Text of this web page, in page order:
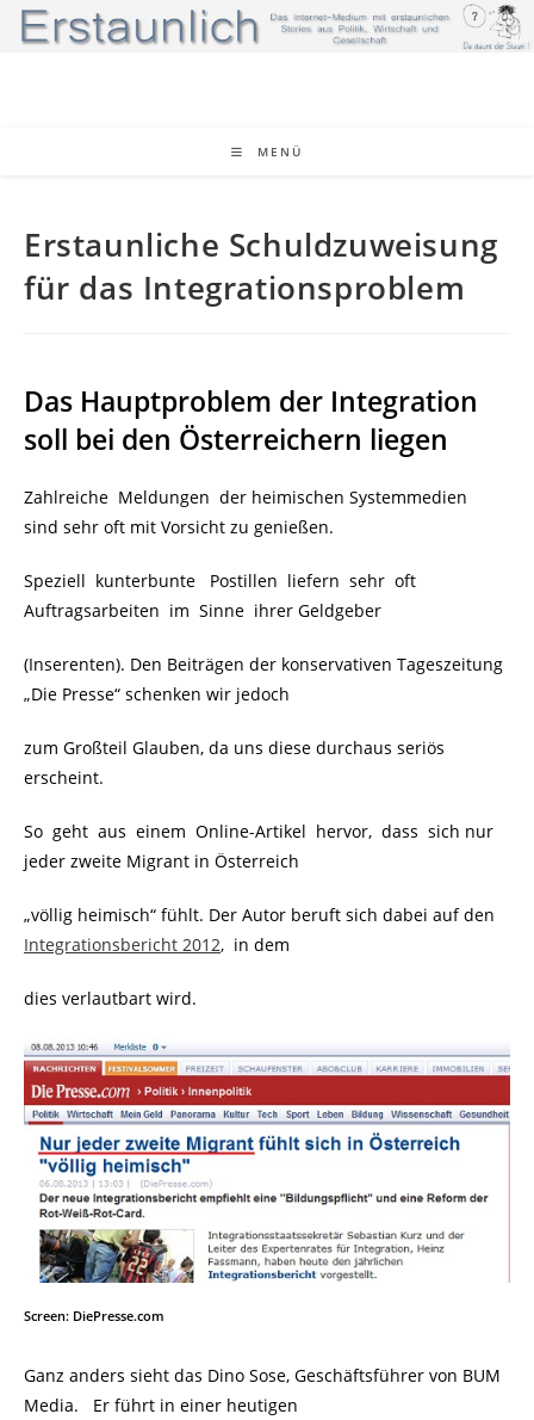
Zum
Inhalt
MENÜ
Erstaunliche Schuldzuweisung
für das Integrationsproblem
Das Hauptproblem der Integration
soll bei den Österreichern liegen
Zahlreiche Meldungen der heimischen Systemmedien
sind sehr oft mit Vorsicht zu genießen.
Speziell kunterbunte Postillen liefern sehr oft
Auftragsarbeiten im Sinne ihrer Geldgeber
(Inserenten). Den Beiträgen der konservativen Tageszeitung
„Die Presse“ schenken wir jedoch
zum Großteil Glauben, da uns diese durchaus seriös
erscheint.
So geht aus einem Online-Artikel hervor, dass sich nur
jeder zweite Migrant in Österreich
„völlig heimisch“ fühlt. Der Autor beruft sich dabei auf den
Integrationsbericht 2012, in dem
dies verlautbart wird.
Screen: DiePresse.com
Ganz anders sieht das Dino Sose, Geschäftsführer von BUM
Media. Er führt in einer heutigen